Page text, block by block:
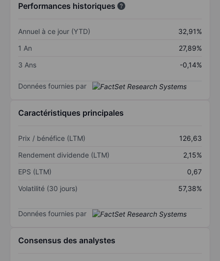
Performances historiques
Annuel à ce jour (YTD)
32,91%
1 An
27,89%
3 Ans
-0,14%
Données fournies par
Caractéristiques principales
Prix / bénéfice (LTM)
126,63
Rendement dividende (LTM)
2,15%
EPS (LTM)
0,67
Volatilité (30 jours)
57,38%
Données fournies par
Consensus des analystes